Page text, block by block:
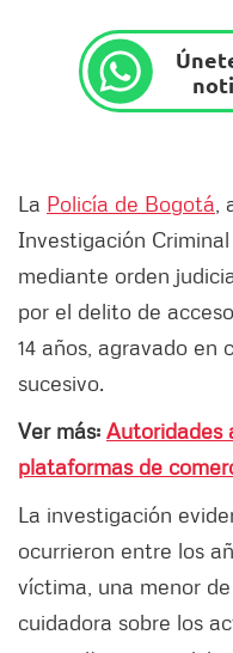
La Policía de Bogotá
Investigación
mediante orden
por el delito de
14 años, agravado en
sucesivo.
Ver más: Autoridades
plataformas de
La investigación
ocurrieron entre los
víctima, una menor
cuidadora sobre los